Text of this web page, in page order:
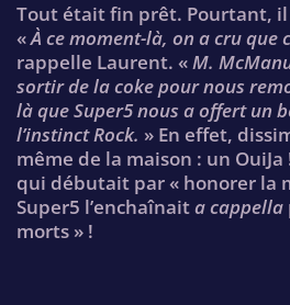
Tout était fin prêt. Pourtant,
«À ce moment-là, on a cru que
rappelle Laurent. «M.
sortir de la coke pour nous
là que Super5 nous a offert un
l’instinct Rock. » En effet,
même de la maison : un
qui débutait par « honorer la
Super5 l’enchaînaita cappella
morts » !